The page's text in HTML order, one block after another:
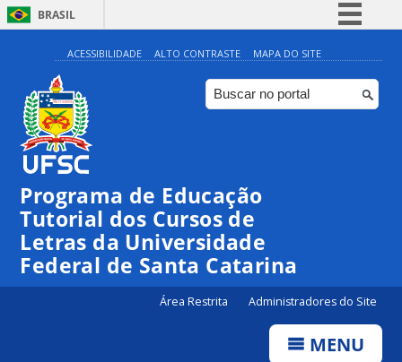
BRASIL
Simplifique!
Comunica BR
Participe
ACESSIBILIDADE ALTO CONTRASTE MAPA DO SITE
Programa de Educação
Tutorial dos Cursos de
Letras da Universidade
Federal de Santa Catarina
Área Restrita Administradores do Site
MENU